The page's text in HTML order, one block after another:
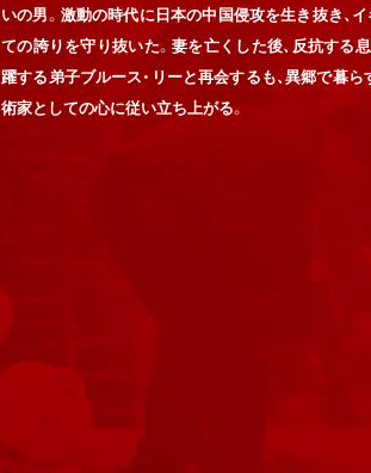
いの男。激動の時代に日本の中国侵攻を生き抜き、
ての誇りを守り抜いた。妻を亡くした後、反抗する
躍する弟子ブルース・リーと再会するも、異郷で暮
術家としての心に従い立ち上がる。